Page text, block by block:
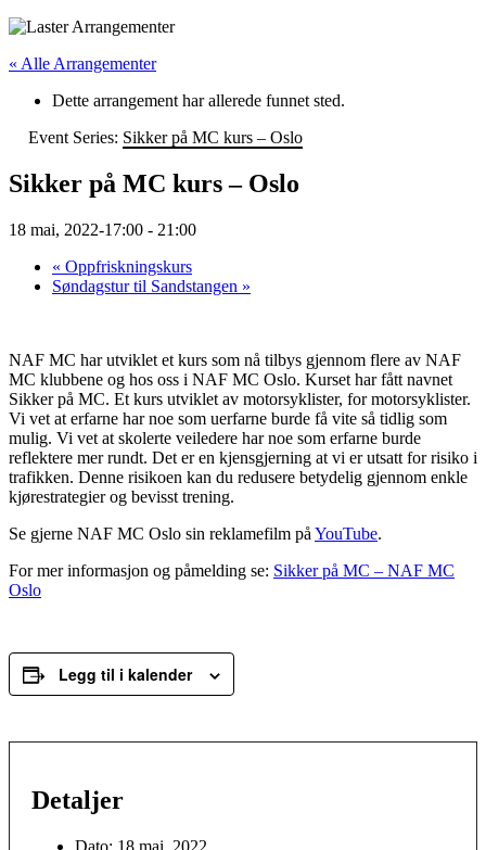
« Alle Arrangementer
Dette arrangement har allerede funnet sted.
Event Series: Sikker på MC kurs – Oslo
Sikker på MC kurs – Oslo
18 mai, 2022-17:00 - 21:00
« Oppfriskningskurs
Søndagstur til Sandstangen »
NAF MC har utviklet et kurs som nå tilbys gjennom flere av NAF
MC klubbene og hos oss i NAF MC Oslo. Kurset har fått navnet
Sikker på MC. Et kurs utviklet av motorsyklister, for motorsyklister.
Vi vet at erfarne har noe som uerfarne burde få vite så tidlig som
mulig. Vi vet at skolerte veiledere har noe som erfarne burde
reflektere mer rundt. Det er en kjensgjerning at vi er utsatt for risiko i
trafikken. Denne risikoen kan du redusere betydelig gjennom enkle
kjørestrategier og bevisst trening.
Se gjerne NAF MC Oslo sin reklamefilm på YouTube.
For mer informasjon og påmelding se: Sikker på MC – NAF MC
Oslo
Legg til i kalender
Detaljer
Dato: 18 mai, 2022